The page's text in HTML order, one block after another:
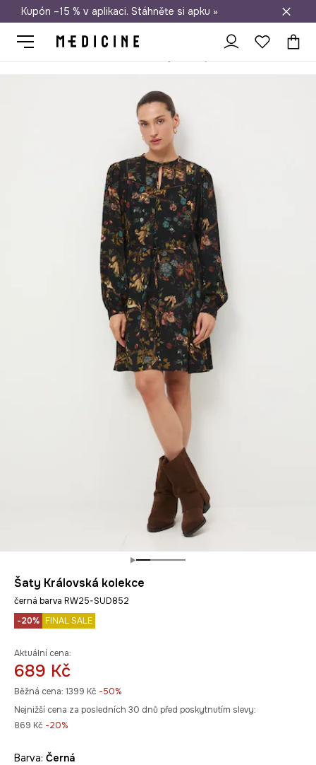
Doprava zdarma při nákupu nad 1 200 Kč
Kupón –15 % v aplikaci. Stáhněte si apku »
Šaty Královská kolekce
černá barva RW25-SUD852
-20% FINAL SALE
Aktuální cena:
689 Kč
Běžná cena: 1399 Kč -50%
Nejnižší cena za posledních 30 dnů před poskytnutím slevy:
869 Kč -20%
Barva: černá